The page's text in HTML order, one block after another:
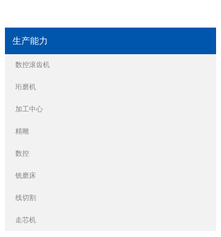
生产能力
数控滚齿机
珩磨机
加工中心
精雕
数控
铣磨床
线切割
走芯机